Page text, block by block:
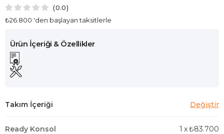
0.0
₺26.800 'den başlayan taksitlerle
Ready Konsol 1 x₺83.700